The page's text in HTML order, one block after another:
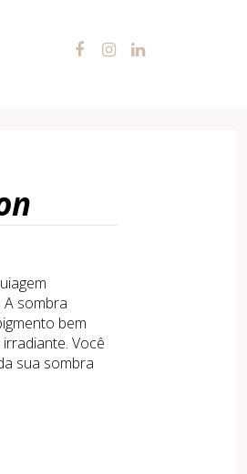
sombra
bem
Você
sua sombra